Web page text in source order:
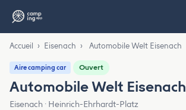
Accueil › Eisenach › Automobile Welt Eisenach
Aire camping car Ouvert
Automobile Welt Eisenach
Eisenach · Heinrich-Ehrhardt-Platz